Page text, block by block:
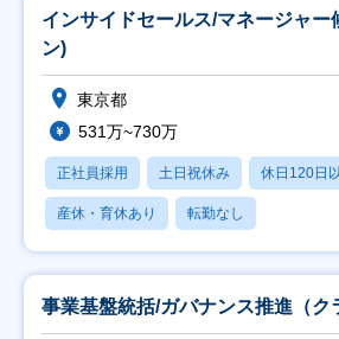
インサイドセールス/マネージャー
ン)
東京都
531万~730万
正社員採用 土日祝休み 休日120日
産休・育休あり 転勤なし
事業基盤統括/ガバナンス推進（ク